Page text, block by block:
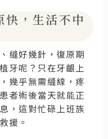
，生活不中
縫好幾針，復原期
牙呢？只在牙齦上
幾乎無需縫線，疼
者術後當天就能正
，這對忙碌上班族
援。